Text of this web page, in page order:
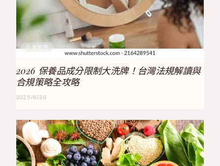
肌膚知識
2026 保養品成分限制大洗牌！台灣法規解讀與
合規策略全攻略
2025/6/30